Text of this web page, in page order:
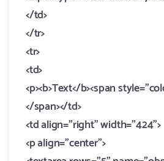
</td>
</tr>
<tr>
<td>
<p><b>Text</b><span
</span></td>
<td align="right" width="424">
<p align="center">